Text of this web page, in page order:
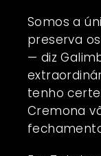
Somos a
preserva
— diz
tenho
Cremona